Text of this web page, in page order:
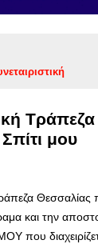
μου
Θεσσαλίας
και την
που